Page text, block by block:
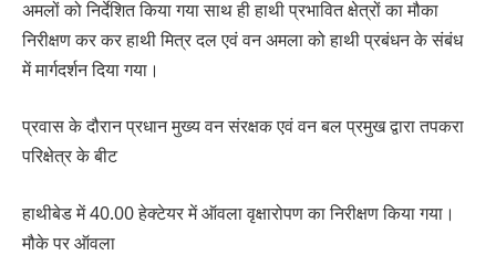
अमलों को निर्देशित किया गया साथ ही हाथी प्रभावित क्षेत्रों का मौका
निरीक्षण कर कर हाथी मित्र दल एवं वन अमला को हाथी प्रबंधन के संबंध
में मार्गदर्शन दिया गया।
प्रवास के दौरान प्रधान मुख्य वन संरक्षक एवं वन बल प्रमुख द्वारा तपकरा
परिक्षेत्र के बीट
हाथीबेड में 40.00 हेक्टेयर में ऑवला वृक्षारोपण का निरीक्षण किया गया।
मौके पर ऑवला